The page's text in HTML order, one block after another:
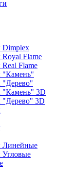
Dimplex
Flame
Flame
"Камень"
"Дерево"
"Камень" 3D
"Дерево" 3D
Линейные